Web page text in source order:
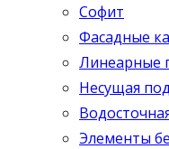
Софит
Фасадные
Линеарные
Несущая
Элементы